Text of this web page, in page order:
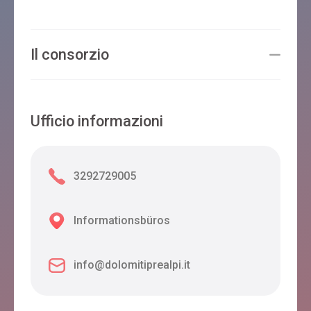
Il consorzio
Ufficio informazioni
3292729005
Informationsbüros
info@dolomitiprealpi.it